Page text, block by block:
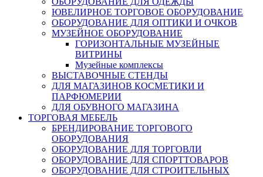
ЮВЕЛИРНОЕ ТОРГОВОЕ ОБОРУДОВАНИЕ
ОБОРУДОВАНИЕ ДЛЯ ОПТИКИ И ОЧКОВ
МУЗЕЙНОЕ ОБОРУДОВАНИЕ
ГОРИЗОНТАЛЬНЫЕ МУЗЕЙНЫЕ
ВИТРИНЫ
Музейные комплексы
ВЫСТАВОЧНЫЕ СТЕНДЫ
ДЛЯ МАГАЗИНОВ КОСМЕТИКИ И
ПАРФЮМЕРИИ
ДЛЯ ОБУВНОГО МАГАЗИНА
ТОРГОВАЯ МЕБЕЛЬ
БРЕНДИРОВАНИЕ ТОРГОВОГО
ОБОРУДОВАНИЯ
ОБОРУДОВАНИЕ ДЛЯ ТОРГОВЛИ
ОБОРУДОВАНИЕ ДЛЯ СПОРТТОВАРОВ
ОБОРУДОВАНИЕ ДЛЯ СТРОИТЕЛЬНЫХ